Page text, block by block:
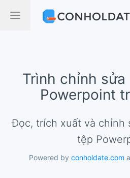
Trình chỉnh
Powerpoint
Đọc, trích xuất và chỉnh sửa siêu dữ liệu từ
tệp
Powered by conholdate.com